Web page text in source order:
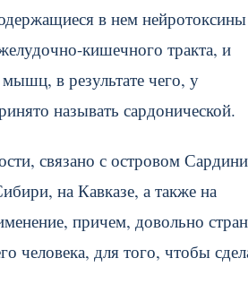
в нем
кишечного тракта, и
в результате чего, у
называть сардонической.
связано с островом
на Кавказе, а также на
причем, довольно
человека, для того, чтобы